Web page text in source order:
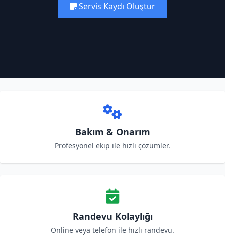
Servis Kaydı Oluştur
Bakım & Onarım
Profesyonel ekip ile hızlı çözümler.
Randevu Kolaylığı
Online veya telefon ile hızlı randevu.